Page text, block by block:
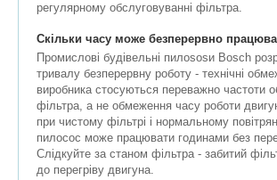
регулярному обслуговуванні фільтра.
Скільки часу може безперервно
Промислові будівельні пилososи Bosch
тривалу безперервну роботу - технічні
виробника стосуються переважно частоти
фільтра, а не обмеження часу роботи
при чистому фільтрі і нормальному
пилосос може працювати годинами без
Слідкуйте за станом фільтра - забитий
до перегріву двигуна.